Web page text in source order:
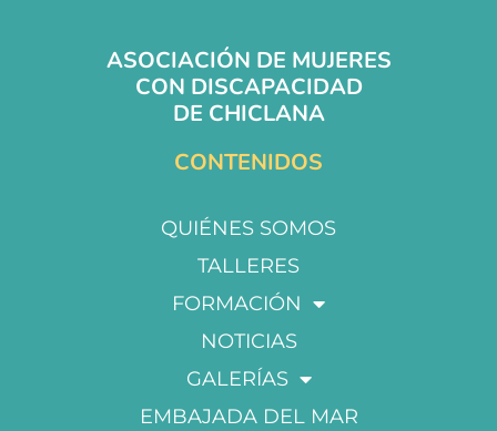
ASOCIACIÓN DE MUJERES
CON DISCAPACIDAD
DE CHICLANA
CONTENIDOS
QUIÉNES SOMOS
TALLERES
FORMACIÓN
NOTICIAS
GALERÍAS
EMBAJADA DEL MAR